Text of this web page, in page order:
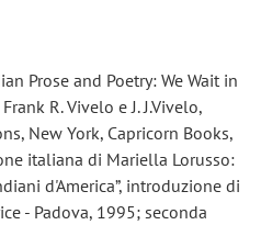
Prose and Poetry: We Wait in
R. Vivelo e J. J.Vivelo,
New York, Capricorn Books,
italiana di Mariella Lorusso:
d'America”, introduzione di
- Padova, 1995; seconda